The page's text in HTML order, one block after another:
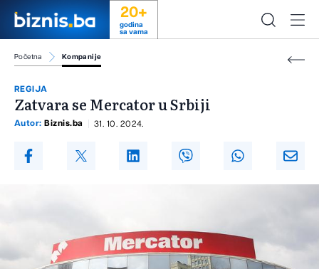
20+
godina
sa vama
Početna Kompanije
REGIJA
Zatvara se Mercator u Srbiji
Autor: Biznis.ba 31. 10. 2024.